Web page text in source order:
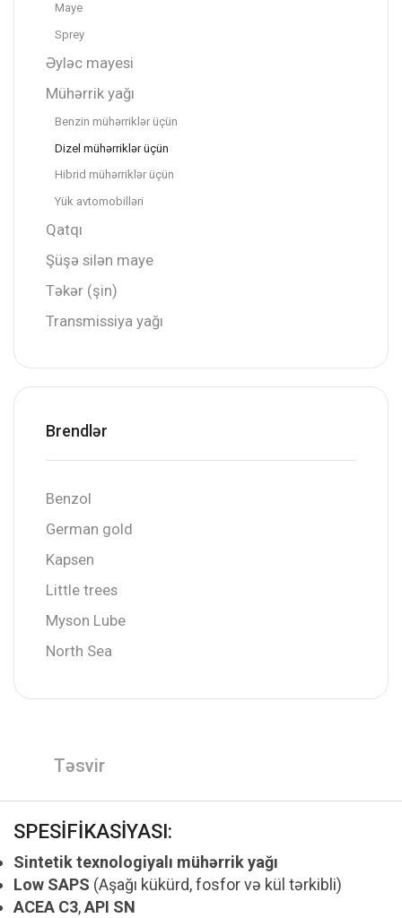
Maye
Sprey
Əyləc mayesi
Mühərrik yağı
Benzin mühərriklər üçün
Dizel mühərriklər üçün
Hibrid mühərriklər üçün
Yük avtomobilləri
Qatqı
Şüşə silən maye
Təkər (şin)
Transmissiya yağı
Brendlər
Benzol
German gold
Kapsen
Little trees
Myson Lube
North Sea
Təsvir
SPESİFİKASİYASI:
Sintetik texnologiyalı mühərrik yağı
Low SAPS (Aşağı kükürd, fosfor və kül tərkibli)
ACEA C3,API SN